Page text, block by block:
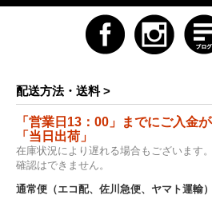
配送方法・送料 >
「営業日13：00」までにご入金
「当日出荷」
在庫状況により遅れる場合もございます
確認はできません。
通常便（エコ配、佐川急便、ヤマト運輸）